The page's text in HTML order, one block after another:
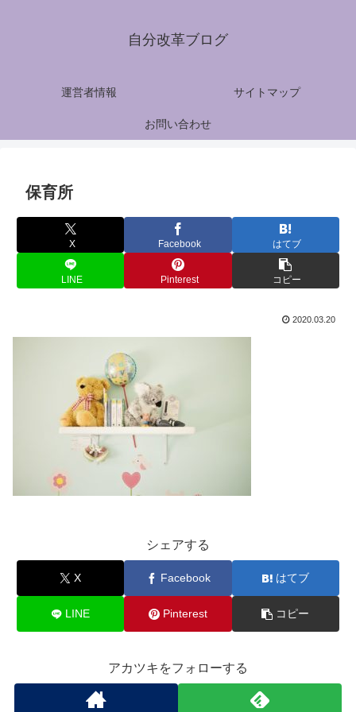
自分改革ブログ
運営者情報 サイトマップ
お問い合わせ
保育所
X Facebook はてブ
LINE Pinterest コピー
2020.03.20
シェアする
X Facebook はてブ
LINE Pinterest コピー
アカツキをフォローする